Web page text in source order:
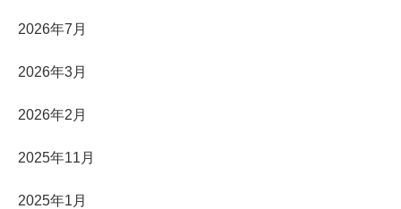
2026年7月
2026年3月
2026年2月
2025年11月
2025年1月